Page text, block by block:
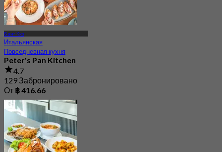
Банг Кхэ
Итальянская
Повседневная кухня
Peter's Pan Kitchen
4.7
129 Забронировано
От ฿ 416.66